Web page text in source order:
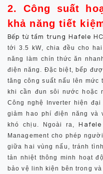
2. Công suất
khả năng tiết
Bếp từ tầm trung Hafele
tới 3.5 kW, chia đều cho
năng làm chín thức ăn
điện năng. Đặc biệt, bếp
tăng công suất nấu lên
khi cần đun sôi nước hoặc
Công nghệ
Inverter hiện đại
giảm hao phí điện năng và
khó chịu. Ngoài ra, Hafele
Management cho phép
giữa hai vùng nấu, tránh
tản nhiệt thông minh
hoạt
bảo vệ linh kiện bên trong